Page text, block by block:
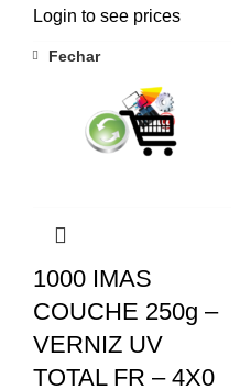
Login to see prices
Fechar
1000 IMAS
COUCHE 250g –
VERNIZ UV
TOTAL FR – 4X0